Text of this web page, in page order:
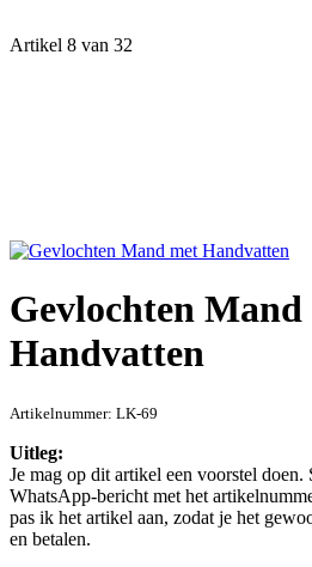
Artikel 8 van 32
Gevlochten Mand
Handvatten
Artikelnummer: LK-69
Uitleg:
Je mag op dit artikel een voorstel doen.
WhatsApp-bericht met het
pas ik het artikel aan, zodat je het
en betalen.